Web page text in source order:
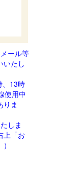
ール等
いたし
、13時
使用中
りま
しま
上「お